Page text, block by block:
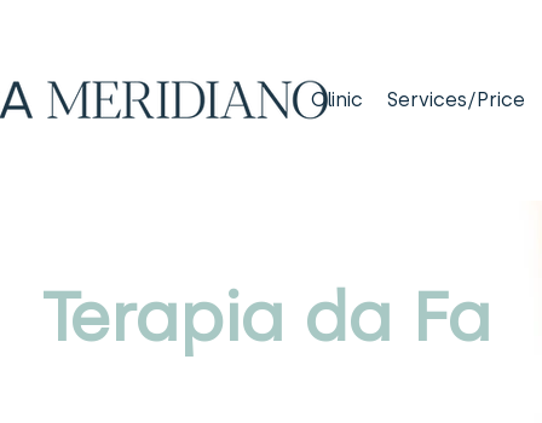
Clinic Services/Price
Terapia da